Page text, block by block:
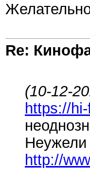
Re:
(10-12-
https://
Неужели
http://